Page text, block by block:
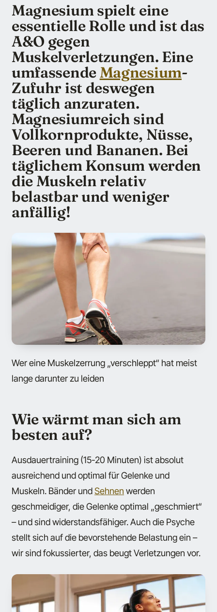
Magnesium spielt eine
essentielle Rolle und ist das
A&O gegen
Muskelverletzungen. Eine
umfassendeMagnesium-
Zufuhr ist deswegen
täglich anzuraten.
Magnesiumreich sind
Vollkornprodukte, Nüsse,
Beeren und Bananen. Bei
täglichem Konsum werden
die Muskeln relativ
belastbar und weniger
anfällig!
Wer eine Muskelzerrung „verschleppt“ hat meist
lange darunter zu leiden
Wie wärmt man sich am
besten auf?
Ausdauertraining (15-20 Minuten) ist absolut
ausreichend und optimal für Gelenke und
Muskeln. Bänder undSehnen werden
geschmeidiger, die Gelenke optimal „geschmiert“
– und sind widerstandsfähiger. Auch die Psyche
stellt sich auf die bevorstehende Belastung ein –
wir sind fokussierter, das beugt Verletzungen vor.